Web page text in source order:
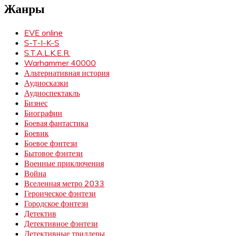
Жанры
EVE online
S-T-I-K-S
S.T.A.L.K.E.R.
Warhammer 40000
Альтернативная история
Аудиосказки
Аудиоспектакль
Бизнес
Биографии
Боевая фантастика
Боевик
Боевое фэнтези
Бытовое фэнтези
Военные приключения
Война
Вселенная метро 2033
Героическое фэнтези
Городское фэнтези
Детектив
Детективное фэнтези
Детективные триллеры